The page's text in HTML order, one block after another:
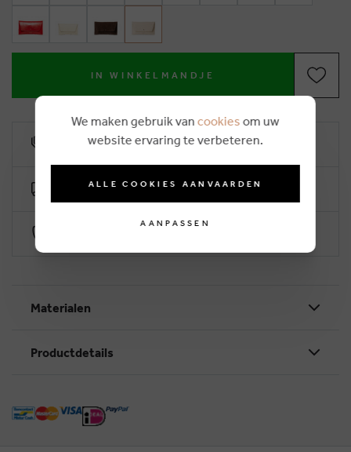
IN WINKELMANDJE
10% klantenkorting
Gratis levering vanaf €50 (2-4 werkdagen)
Materialen
Productdetails
We maken gebruik van cookies om uw
website ervaring te verbeteren.
ALLE COOKIES AANVAARDEN
AANPASSEN